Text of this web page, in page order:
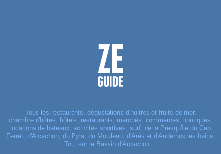
Tous les restaurants, dégustations d'huitres et fruits de mer,
chambre d'hôtes, hôtels, restaurants, marchés, commerces, boutiques,
locations de bateaux, activités sportives, surf, de la Presqu'île du Cap
Ferret, d'Arcachon, du Pyla, du Moulleau, d'Arès et d'Andernos les bains.
Tout sur le Bassin d'Arcachon ...